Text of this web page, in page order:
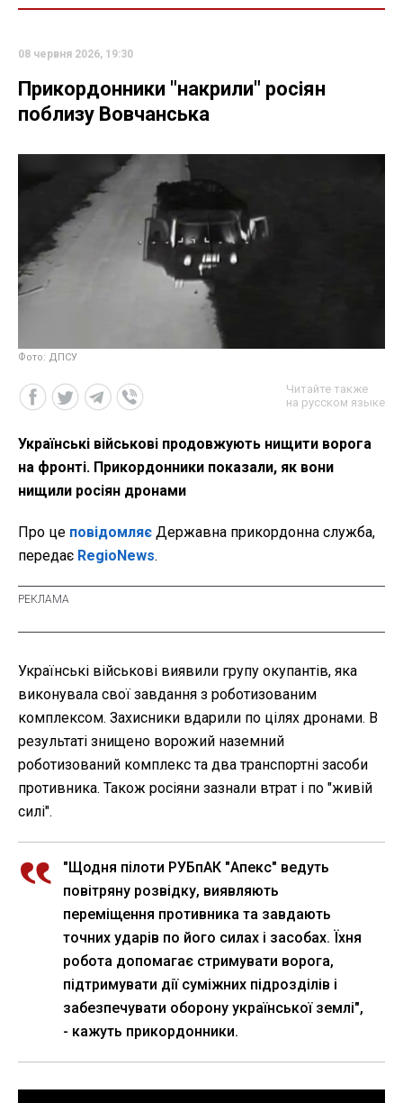
08 червня 2026, 19:30
Прикордонники "накрили" росіян
поблизу Вовчанська
Фото: ДПСУ
Читайте также
на русском языке
Українські військові продовжують нищити ворога
на фронті. Прикордонники показали, як вони
нищили росіян дронами
Про це повідомляє Державна прикордонна служба,
передає RegioNews.
Українські військові виявили групу окупантів, яка
виконувала свої завдання з роботизованим
комплексом. Захисники вдарили по цілях дронами. В
результаті знищено ворожий наземний
роботизований комплекс та два транспортні засоби
противника. Також росіяни зазнали втрат і по "живій
силі".
"Щодня пілоти РУБпАК "Апекс" ведуть
повітряну розвідку, виявляють
переміщення противника та завдають
точних ударів по його силах і засобах. Їхня
робота допомагає стримувати ворога,
підтримувати дії суміжних підрозділів і
забезпечувати оборону української землі",
- кажуть прикордонники.